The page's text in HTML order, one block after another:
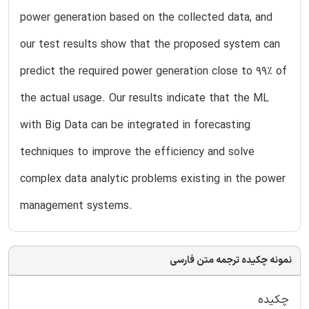
power generation based on the collected data, and
our test results show that the proposed system can
predict the required power generation close to 99% of
the actual usage. Our results indicate that the ML
with Big Data can be integrated in forecasting
techniques to improve the efficiency and solve
complex data analytic problems existing in the power
management systems.
نمونه چکیده ترجمه متن فارسی
چکیده